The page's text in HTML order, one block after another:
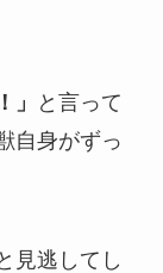
」
と言って
自身がずっ
見逃してし